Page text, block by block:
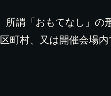
謂「おもてなし」の
町村、又は開催会場